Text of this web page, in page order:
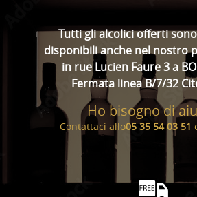
Tutti gli alcolici offerti
disponibili anche nel nostro
in rue Lucien Faure 3 a
Fermata linea B/7/32
Ho bisogno di
Contattaci allo05 35 54 03 51